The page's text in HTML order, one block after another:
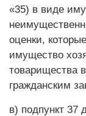
«35) в виде
оценки,
имущество
товарищества
гражданским
в) подпункт 37